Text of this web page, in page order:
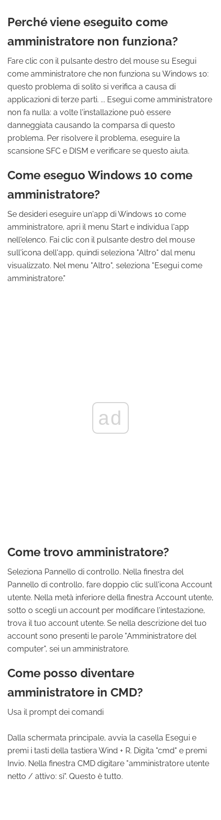
Perché viene eseguito come
amministratore non funziona?
Fare clic con il pulsante destro del mouse su Esegui
come amministratore che non funziona su Windows 10:
questo problema di solito si verifica a causa di
applicazioni di terze parti. ... Esegui come amministratore
non fa nulla: a volte l'installazione può essere
danneggiata causando la comparsa di questo
problema. Per risolvere il problema, eseguire la
scansione SFC e DISM e verificare se questo aiuta.
Come eseguo Windows 10 come
amministratore?
Se desideri eseguire un'app di Windows 10 come
amministratore, apri il menu Start e individua l'app
nell'elenco. Fai clic con il pulsante destro del mouse
sull'icona dell'app, quindi seleziona "Altro" dal menu
visualizzato. Nel menu "Altro", seleziona "Esegui come
amministratore."
ad
Come trovo amministratore?
Seleziona Pannello di controllo. Nella finestra del
Pannello di controllo, fare doppio clic sull'icona Account
utente. Nella metà inferiore della finestra Account utente,
sotto o scegli un account per modificare l'intestazione,
trova il tuo account utente. Se nella descrizione del tuo
account sono presenti le parole "Amministratore del
computer", sei un amministratore.
Come posso diventare
amministratore in CMD?
Usa il prompt dei comandi
Dalla schermata principale, avvia la casella Esegui e
premi i tasti della tastiera Wind + R. Digita "cmd" e premi
Invio. Nella finestra CMD digitare "amministratore utente
netto / attivo: sì". Questo è tutto.